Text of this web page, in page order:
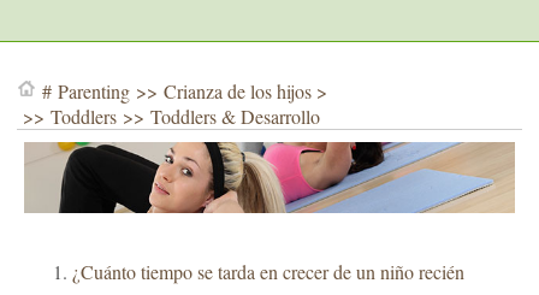
#Parenting >>Crianza de los hijos >
>>Toddlers >>Toddlers & Desarrollo
¿Cuánto tiempo se tarda en crecer de un niño recién